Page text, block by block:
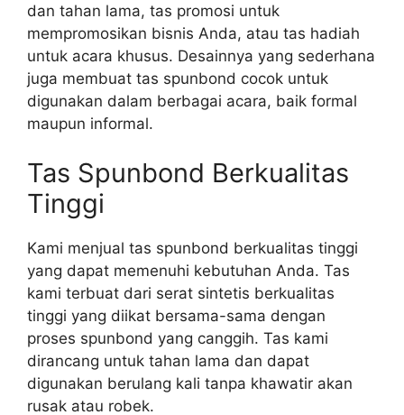
dan tahan lama, tas promosi untuk
mempromosikan bisnis Anda, atau tas hadiah
untuk acara khusus. Desainnya yang sederhana
juga membuat tas spunbond cocok untuk
digunakan dalam berbagai acara, baik formal
maupun informal.
Tas Spunbond Berkualitas
Tinggi
Kami menjual tas spunbond berkualitas tinggi
yang dapat memenuhi kebutuhan Anda. Tas
kami terbuat dari serat sintetis berkualitas
tinggi yang diikat bersama-sama dengan
proses spunbond yang canggih. Tas kami
dirancang untuk tahan lama dan dapat
digunakan berulang kali tanpa khawatir akan
rusak atau robek.